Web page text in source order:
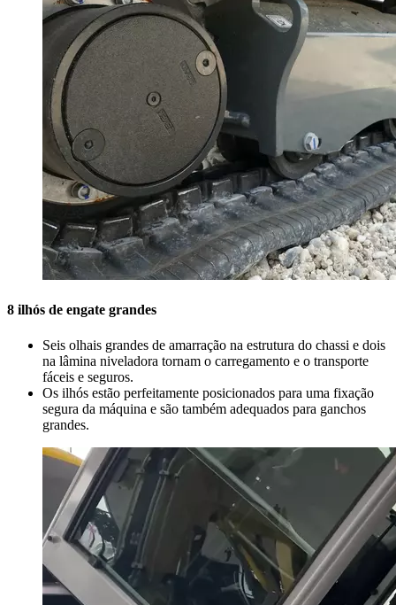
8 ilhós de engate grandes
Seis olhais grandes de amarração na estrutura do chassi e dois
na lâmina niveladora tornam o carregamento e o transporte
fáceis e seguros.
Os ilhós estão perfeitamente posicionados para uma fixação
segura da máquina e são também adequados para ganchos
grandes.